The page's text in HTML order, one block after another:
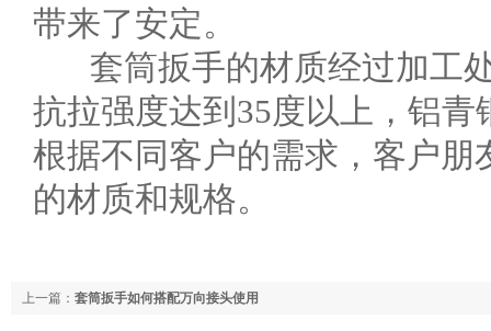
带来了安定。
套筒扳手的材质经过加工
抗拉强度达到35度以上，铝
根据不同客户的需求，客户
的材质和规格。
上一篇： 套筒扳手如何搭配万向接头使用